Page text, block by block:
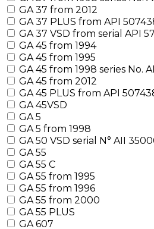
GA 37 from 2012
GA 37 PLUS from API
GA 37 VSD from serial API
GA 45 from 1994
GA 45 from 1995
GA 45 from 1998 series No.
GA 45 from 2012
GA 45 PLUS from API
GA 45VSD
GA 5
GA 5 from 1998
GA 50 VSD serial N° AII
GA 55
GA 55 C
GA 55 from 1995
GA 55 from 1996
GA 55 from 2000
GA 55 PLUS
GA 607